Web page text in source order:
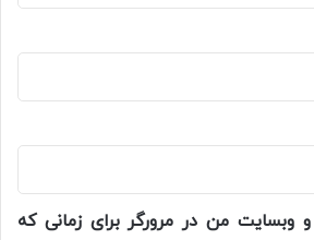
و وبسایت من در مرورگر برای زمانی که